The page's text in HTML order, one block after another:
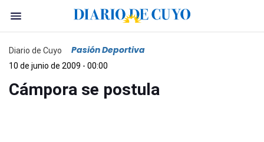
Diario de Cuyo Pasión Deportiva
10 de junio de 2009 - 00:00
Cámpora se postula